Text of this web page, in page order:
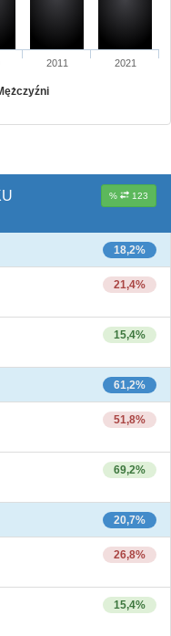
2011 2021
% 123
18,2%
21,4%
15,4%
61,2%
51,8%
69,2%
20,7%
26,8%
15,4%